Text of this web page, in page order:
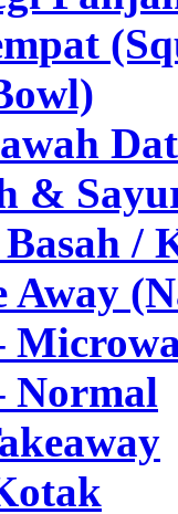
&
/
Away
Normal